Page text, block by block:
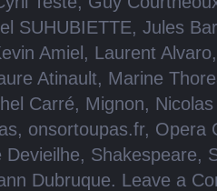
SUHUBIETTE, Jules
Amiel, Laurent Alvaro
Atinault, Marine
Carré, Mignon,
, onsortoupas.fr, Opera
Devieilhe, Shakespeare,
Dubruque. Leave a